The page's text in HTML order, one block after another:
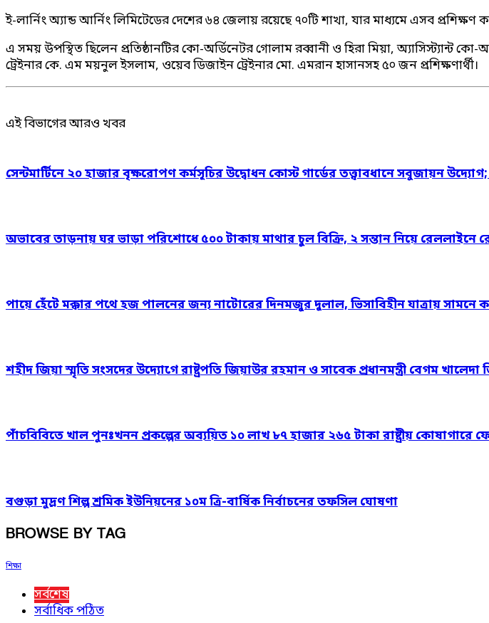
ই-লার্নিং অ্যান্ড আর্নিং লিমিটেডের দেশের ৬৪ জেলায় রয়েছে ৭০টি শাখা, যার মাধ্যমে এসব প্রশিক্ষণ
এ সময় উপস্থিত ছিলেন প্রতিষ্ঠানটির কো-অর্ডিনেটর গোলাম রব্বানী ও হিরা মিয়া, অ্যাসিস্ট্যান্ট
ট্রেইনার কে. এম ময়নুল ইসলাম, ওয়েব ডিজাইন ট্রেইনার মো. এমরান হাসানসহ ৫০ জন প্রশিক্ষণার্থী।
এই বিভাগের আরও খবর
সেন্টমার্টিনে ২০ হাজার বৃক্ষরোপণ কর্মসূচির উদ্বোধন কোস্ট গার্ডের তত্ত্বাবধানে সবুজায়ন
অভাবের তাড়নায় ঘর ভাড়া পরিশোধে ৫০০ টাকায় মাথার চুল বিক্রি, ২ সন্তান নিয়ে রেললাইনে
পায়ে হেঁটে মক্কার পথে হজ পালনের জন্য নাটোরের দিনমজুর দুলাল, ভিসাবিহীন যাত্রায় সামনে
শহীদ জিয়া স্মৃতি সংসদের উদ্যোগে রাষ্ট্রপতি জিয়াউর রহমান ও সাবেক প্রধানমন্ত্রী বেগম
পাঁচবিবিতে খাল পুনঃখনন প্রকল্পের অব্যয়িত ১০ লাখ ৮৭ হাজার ২৬৫ টাকা রাষ্ট্রীয় কোষাগারে
বগুড়া মুদ্রণ শিল্প শ্রমিক ইউনিয়নের ১০ম ত্রি-বার্ষিক নির্বাচনের তফসিল ঘোষণা
BROWSE BY TAG
শিক্ষা
সর্বশেষ
সর্বাধিক পঠিত